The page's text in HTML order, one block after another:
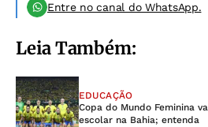
Entre no canal do WhatsApp.
Leia Também:
EDUCAÇÃO
Copa do Mundo Feminina
escolar na Bahia; entenda